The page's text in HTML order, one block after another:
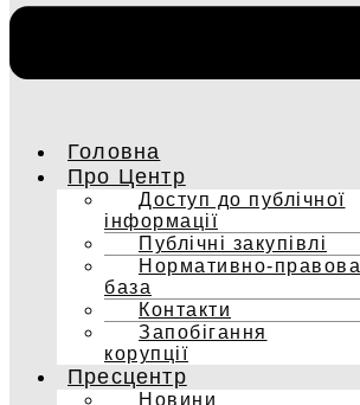
Головна
Про Центр
Доступ до публічної
інформації
Публічні закупівлі
Нормативно-правова
база
Контакти
Запобігання
корупції
Пресцентр
Новини